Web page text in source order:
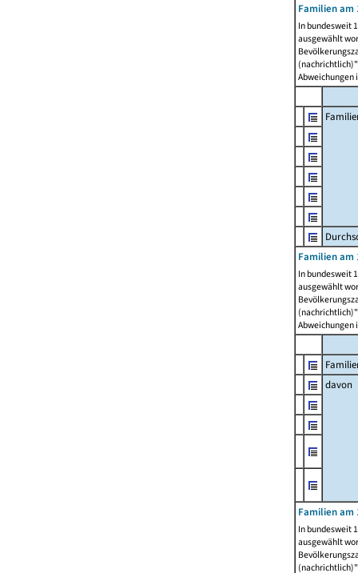
Familien am
In bundesweit
ausgewählt
Abweichungen
Familien am
In bundesweit
ausgewählt
Abweichungen
davon
Familien am
In bundesweit
ausgewählt